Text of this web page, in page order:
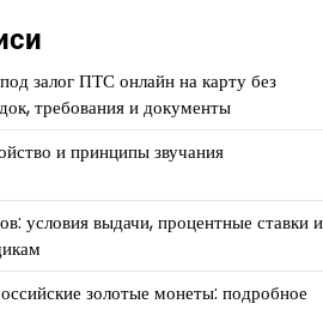
залог ПТС онлайн на карту без
требования и документы
и принципы звучания
условия выдачи, процентные ставки и
золотые монеты: подробное